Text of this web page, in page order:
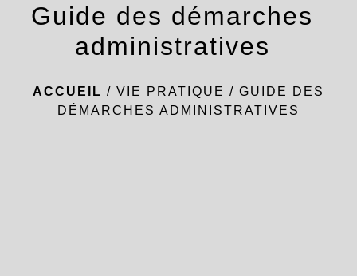
Guide des démarches
administratives
ACCUEIL / VIE PRATIQUE / GUIDE DES
DÉMARCHES ADMINISTRATIVES